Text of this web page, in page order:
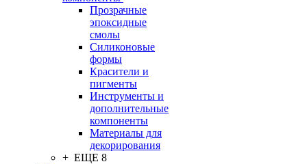
Прозрачные
эпоксидные
смолы
Силиконовые
формы
Красители и
пигменты
Инструменты и
дополнительные
компоненты
Материалы для
декорирования
+ ЕЩЕ 8